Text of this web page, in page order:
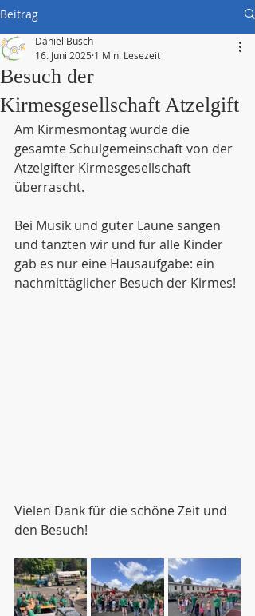
Beitrag
Besuch der
Kirmesgesellschaft Atzelgift
Daniel Busch
16. Juni 2025 1 Min. Lesezeit
Am Kirmesmontag wurde die
gesamte Schulgemeinschaft von der
Atzelgifter Kirmesgesellschaft
überrascht.
Bei Musik und guter Laune sangen
und tanzten wir und für alle Kinder
gab es nur eine Hausaufgabe: ein
nachmittäglicher Besuch der Kirmes!
Vielen Dank für die schöne Zeit und
den Besuch!